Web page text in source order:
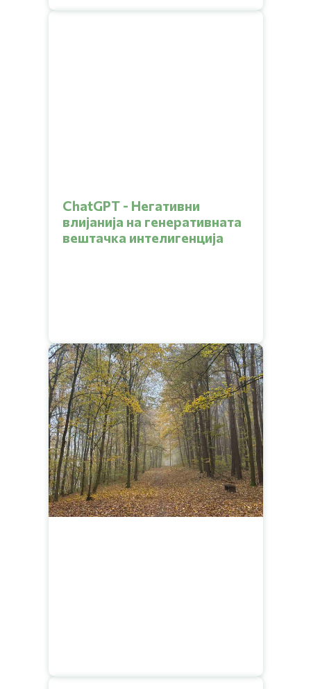
ChatGPT - Негативни
влијанија на генеративната
вештачка интелигенција